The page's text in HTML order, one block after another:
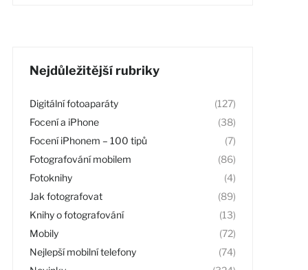
Nejdůležitější rubriky
Digitální fotoaparáty
(127)
Focení a iPhone
(38)
Focení iPhonem – 100 tipů
(7)
Fotografování mobilem
(86)
Fotoknihy
(4)
Jak fotografovat
(89)
Knihy o fotografování
(13)
Mobily
(72)
Nejlepší mobilní telefony
(74)